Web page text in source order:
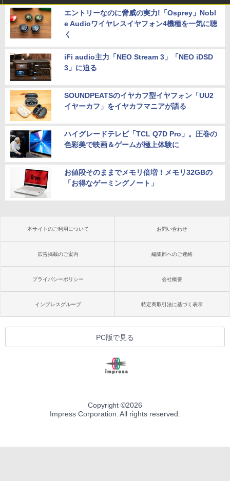
エントリーなのに脅威の実力!「Osprey」Nobl
e Audioワイヤレスイヤフォン4機種を一気に聴
く
iFi audio主力「NEO Stream 3」「NEO iDSD
3」に迫る
SOUNDPEATSのイヤカフ型イヤフォン「UU2
イヤーカフ」をイヤカフマニアが語る
ハイグレードテレビ「TCL Q7D Pro」。圧巻の
色彩美で映画＆ゲームが極上体験に
お値段そのままでメモリ倍増！メモリ32GBの
「お得なゲーミングノート」
本サイトのご利用について お問い合わせ
広告掲載のご案内 編集部へのご連絡
プライバシーポリシー 会社概要
インプレスグループ 特定商取引法に基づく表示
PC版で見る
Copyright ©2026
Impress Corporation. All rights reserved.